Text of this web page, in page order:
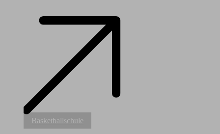
B2K
Nachwuchs
Basketballschule